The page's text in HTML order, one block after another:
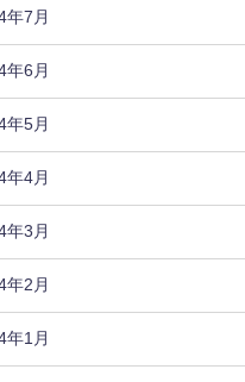
年7月
年6月
年5月
年4月
年3月
年2月
年1月